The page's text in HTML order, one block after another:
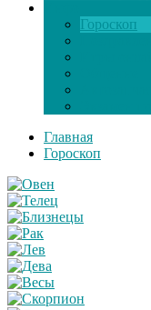
Гороскоп
Главная
Гороскоп